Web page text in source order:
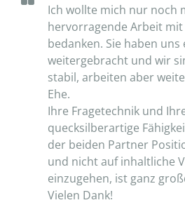
Ich wollte mich nur noch
hervorragende Arbeit
bedanken. Sie haben uns
weitergebracht und wir
stabil, arbeiten aber
Ehe.
Ihre Fragetechnik und
quecksilberartige
der beiden Partner
und nicht auf inhaltliche
einzugehen, ist ganz
Vielen Dank!